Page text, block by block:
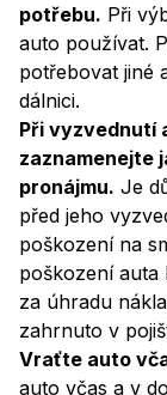
potřebu. Při
auto používat.
potřebovat jiné
dálnici.
Při vyzvednutí
zaznamenejte
pronájmu. Je
před jeho
poškození na
poškození auta
za úhradu
zahrnuto v
Vraťte auto
auto včas a v